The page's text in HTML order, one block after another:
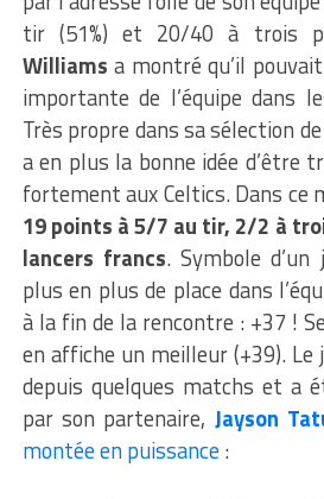
tir (51%) et 20/40 à trois
Williams a montré qu’il
importante de l’équipe dans
Très propre dans sa sélection
a en plus la bonne idée d’être
fortement aux Celtics. Dans ce
19 points à 5/7 au tir, 2/2 à
lancers francs. Symbole
plus en plus de place dans
à la fin de la rencontre : +37 !
en affiche un meilleur (+39). Le
depuis quelques matchs et a
par son partenaire, Jayson
montée en puissance: